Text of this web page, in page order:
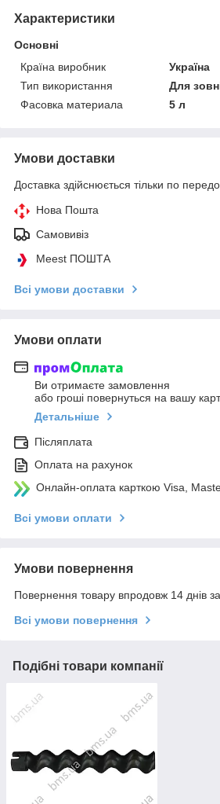
Характеристики
Основні
Країна виробник
Україна
Тип використання
Для
Фасовка материала
5 л
Умови доставки
Доставка здійснюється тільки по
Нова Пошта
Самовивіз
Meest ПОШТА
Всі умови доставки
Умови оплати
Ви отримаєте замовлення
або гроші повернуться на вашу
Детальніше
Післяплата
Оплата на рахунок
Онлайн-оплата карткою Visa,
Всі умови оплати
Умови повернення
Повернення товару впродовж 14 днів
Всі умови повернення
Подібні товари компанії